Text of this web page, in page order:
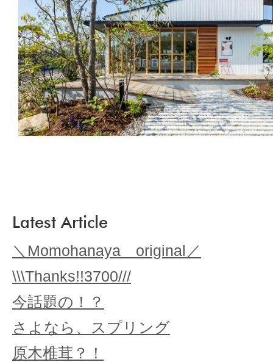
Latest Article
＼Momohanaya original／
\\\Thanks!!3700///
今話題の！？
さよなら、スプリング
原木椎茸？！